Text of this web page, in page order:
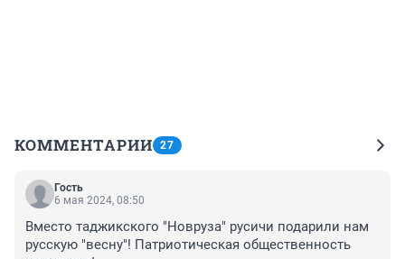
КОММЕНТАРИИ 27
Гость
6 мая 2024, 08:50
Вместо таджикского "Новруза" русичи подарили нам
русскую "весну"! Патриотическая общественность